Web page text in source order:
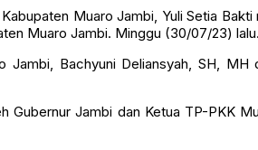
Muaro Jambi, Yuli Setia
Muaro Jambi. Minggu (30/07/23) lalu.
Bachyuni Deliansyah, SH,
Gubernur Jambi dan Ketua TP-PKK